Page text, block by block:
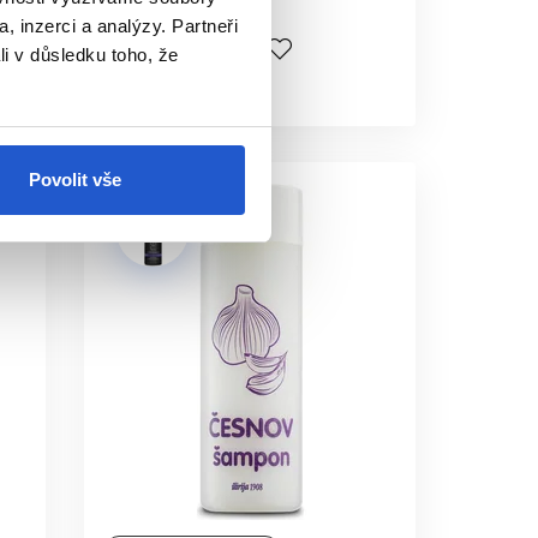
inzerci a analýzy. Partneři
v důsledku toho, že
Povolit vše
nových folikulů. Koupit